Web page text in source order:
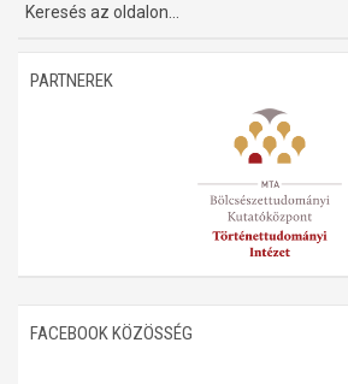
PARTNEREK
FACEBOOK KÖZÖSSÉG